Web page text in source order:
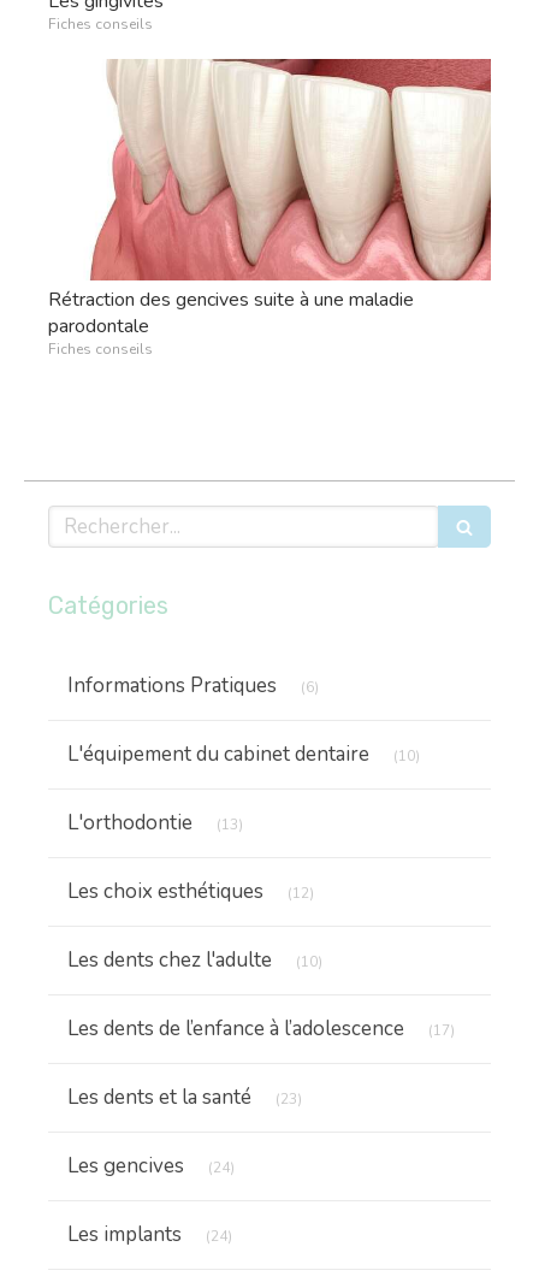
Fiches conseils
Rétraction des gencives suite à une maladie
parodontale
Fiches conseils
Rechercher
Catégories
Informations Pratiques (6)
L'équipement du cabinet dentaire (10)
L'orthodontie (13)
Les choix esthétiques (12)
Les dents chez l'adulte (10)
Les dents de l’enfance à l’adolescence (17)
Les dents et la santé (23)
Les gencives (24)
Les implants (24)